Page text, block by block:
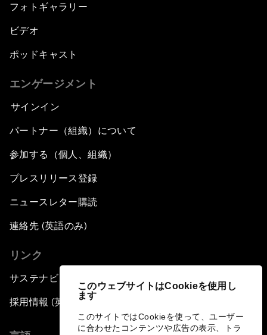
このウェブサイトはCookieを使用し
ます
このサイトではCookieを使って、ユーザー
に合わせたコンテンツや広告の表示、トラ
フォトギャラリー
ビデオ
ポッドキャスト
エンゲージメント
サインイン
パートナー（組織）について
参加する（個人、組織）
プレスリリース登録
ニュースレター購読
連絡先 (英語のみ)
リンク
サステナビリティへの取り組み
採用情報 (英語のみ)